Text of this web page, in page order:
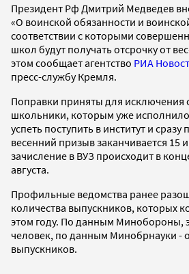
Президент Рф Дмитрий Медведев
«О воинской обязанности и
соответствии с которыми
школ будут получать отсрочку от
этом сообщает агентство РИА
пресс-службу Кремля.
Поправки приняты для исключения
школьники, которым уже
успеть поступить в институт и
весенний призыв заканчивается 15
зачисление в ВУЗ происходит в
августа.
Профильные ведомства ранее
количества выпускников, которых
этом году. По данным Минобороны,
человек, по данным Минобрнауки -
выпускников.